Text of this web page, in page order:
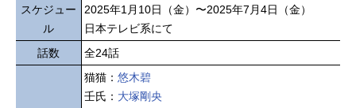
スケジュー
ル
2025年1月10日（金）〜2025年7月4日（金）
日本テレビ系にて
話数
全24話
猫猫： 悠木碧
壬氏： 大塚剛央